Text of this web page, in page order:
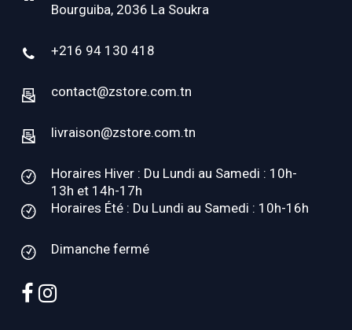
Bourguiba, 2036 La Soukra
+216 94 130 418
contact@zstore.com.tn
livraison@zstore.com.tn
Horaires Hiver : Du Lundi au Samedi : 10h-
13h et 14h-17h
Horaires Été : Du Lundi au Samedi : 10h-16h
Dimanche fermé
facebook
instagram